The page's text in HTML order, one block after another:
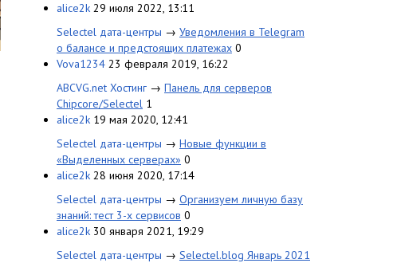
alice2k 29 июля 2022, 13:11
Selectel дата-центры → Уведомления в Telegram
о балансе и предстоящих платежах 0
Vova1234 23 февраля 2019, 16:22
ABCVG.net Хостинг → Панель для серверов
Chipcore/Selectel 1
alice2k 19 мая 2020, 12:41
Selectel дата-центры → Новые функции в
«Выделенных серверах» 0
alice2k 28 июня 2020, 17:14
Selectel дата-центры → Организуем личную базу
знаний: тест 3-х сервисов 0
alice2k 30 января 2021, 19:29
Selectel дата-центры → Selectel.blog Январь 2021